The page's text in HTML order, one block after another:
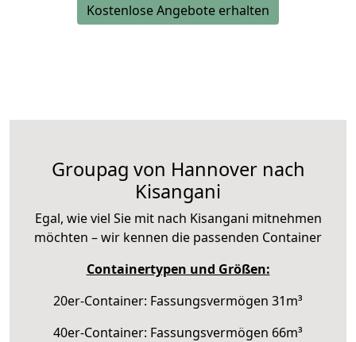
Kostenlose Angebote erhalten
Groupag von Hannover nach
Kisangani
Egal, wie viel Sie mit nach Kisangani mitnehmen
möchten – wir kennen die passenden Container
Containertypen und Größen:
20er-Container: Fassungsvermögen 31m³
40er-Container: Fassungsvermögen 66m³